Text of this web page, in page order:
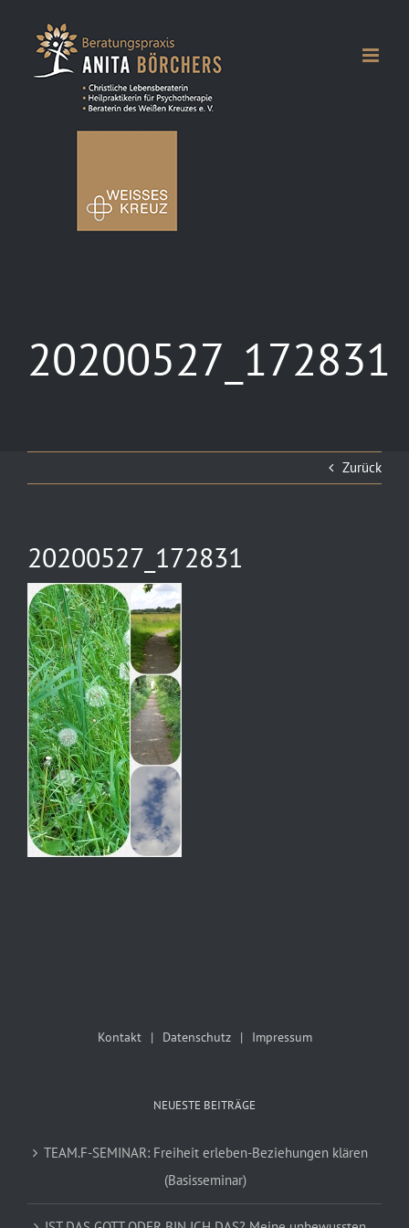
20200527_172831
Zurück
20200527_172831
Kontakt Datenschutz Impressum
NEUESTE BEITRÄGE
TEAM.F-SEMINAR: Freiheit erleben-Beziehungen klären
(Basisseminar)